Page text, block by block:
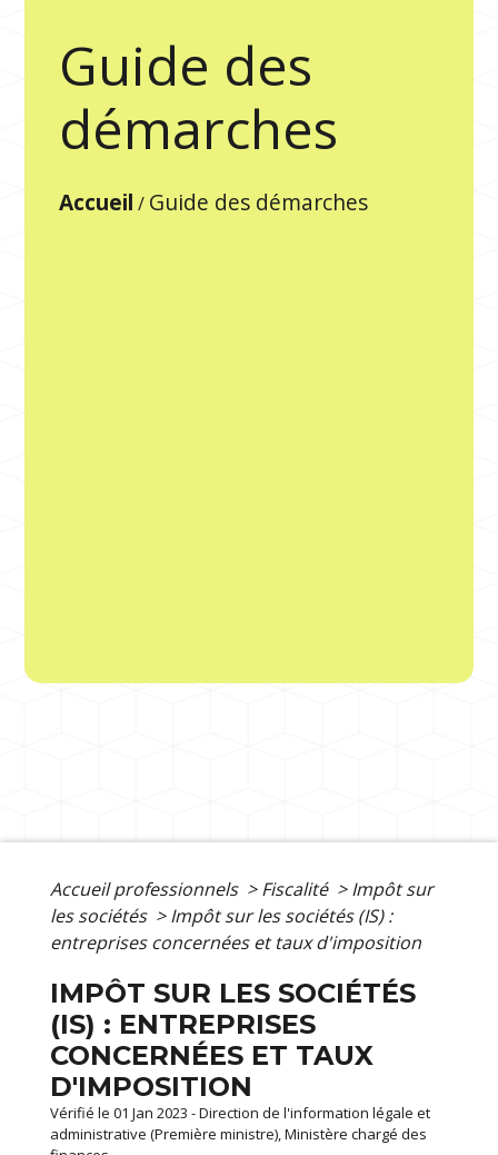
Guide des
démarches
Accueil / Guide des démarches
Accueil professionnels > Fiscalité > Impôt sur
les sociétés > Impôt sur les sociétés (IS) :
entreprises concernées et taux d'imposition
IMPÔT SUR LES SOCIÉTÉS
(IS) : ENTREPRISES
CONCERNÉES ET TAUX
D'IMPOSITION
Vérifié le 01 Jan 2023 - Direction de l'information légale et
administrative (Première ministre), Ministère chargé des